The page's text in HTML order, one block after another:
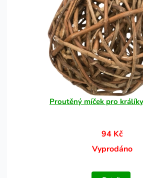
Proutěný míček pro
94 Kč
Vyprodáno